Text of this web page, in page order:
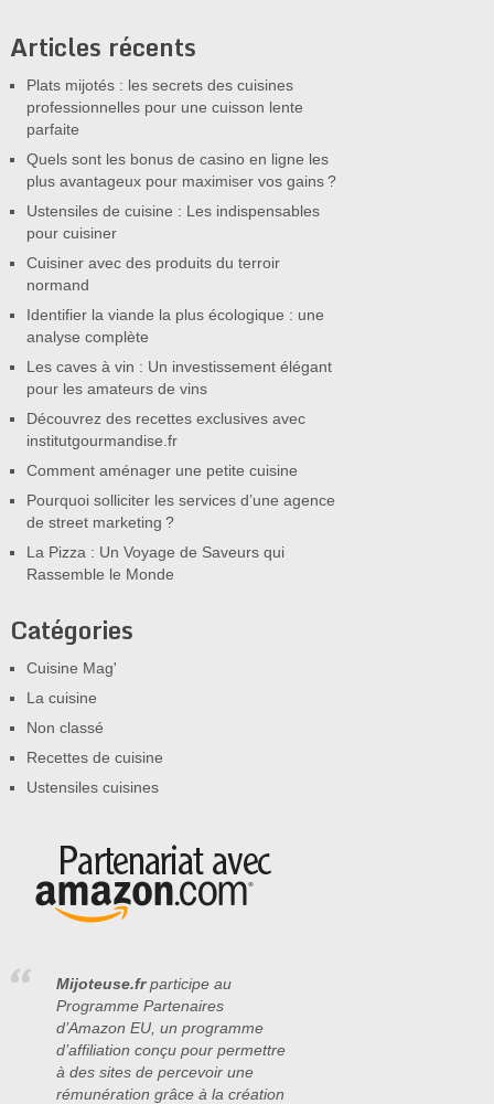
Articles récents
Plats mijotés : les secrets des cuisines
professionnelles pour une cuisson lente
parfaite
Quels sont les bonus de casino en ligne les
plus avantageux pour maximiser vos gains ?
Ustensiles de cuisine : Les indispensables
pour cuisiner
Cuisiner avec des produits du terroir
normand
Identifier la viande la plus écologique : une
analyse complète
Les caves à vin : Un investissement élégant
pour les amateurs de vins
Découvrez des recettes exclusives avec
institutgourmandise.fr
Comment aménager une petite cuisine
Pourquoi solliciter les services d’une agence
de street marketing ?
La Pizza : Un Voyage de Saveurs qui
Rassemble le Monde
Catégories
Cuisine Mag'
La cuisine
Non classé
Recettes de cuisine
Ustensiles cuisines
Mijoteuse.frparticipe au
Programme Partenaires
d’Amazon EU, un programme
d’affiliation conçu pour permettre
à des sites de percevoir une
rémunération grâce à la création